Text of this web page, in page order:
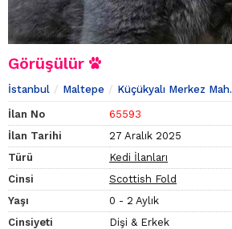
Görüşülür
İstanbul Maltepe Küçükyalı Merkez Mah.
İlan No
65593
İlan Tarihi
27 Aralık 2025
Türü
Kedi İlanları
Cinsi
Scottish Fold
Yaşı
0 - 2 Aylık
Cinsiyeti
Dişi & Erkek